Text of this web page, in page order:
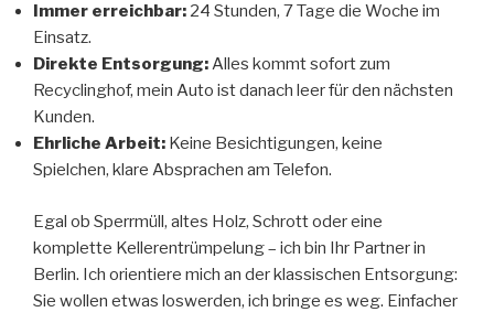
Immer erreichbar: 24 Stunden, 7 Tage die Woche im
Einsatz.
Direkte Entsorgung:Alles kommt sofort zum
Recyclinghof, mein Auto ist danach leer für den nächsten
Kunden.
Ehrliche Arbeit: Keine Besichtigungen, keine
Spielchen, klare Absprachen am Telefon.
Egal ob Sperrmüll, altes Holz, Schrott oder eine
komplette Kellerentrümpelung – ich bin Ihr Partner in
Berlin. Ich orientiere mich an der klassischen Entsorgung:
Sie wollen etwas loswerden, ich bringe es weg. Einfacher